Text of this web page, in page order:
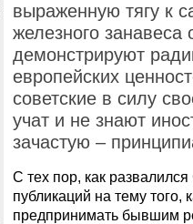
выраженную тягу к
железного
демонстрируют
европейских
советские в силу
учат и не знают
зачастую –
С тех пор, как
публикаций на тему того,
предпринимать бывшим